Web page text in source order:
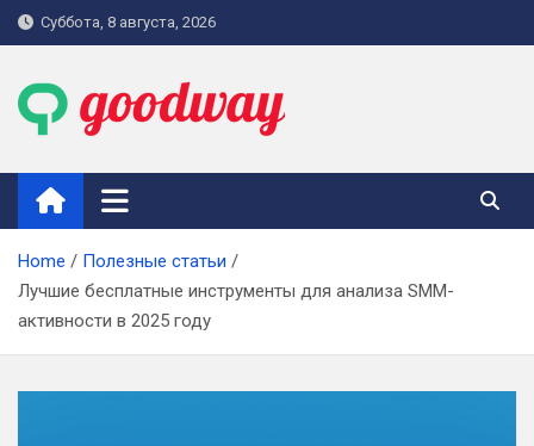
Skip
to
Суббота, 8 августа, 2026
goodway.com.ua
Home
Полезные статьи
Лучшие бесплатные инструменты для анализа SMM-
активности в 2025 году